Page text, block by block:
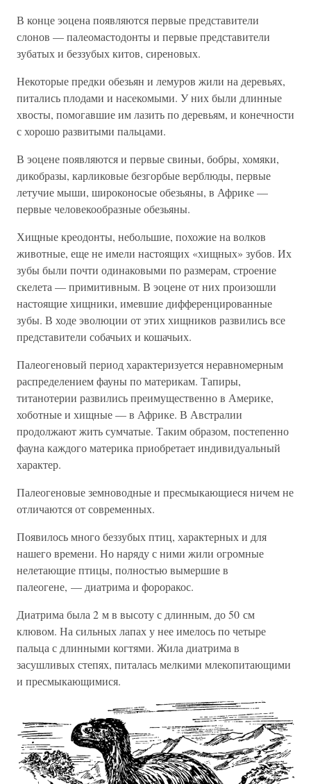
В конце эоцена появляются первые представители
слонов — палеомастодонты и первые представители
зубатых и беззубых китов, сиреновых.
Некоторые предки обезьян и лемуров жили на деревьях,
питались плодами и насекомыми. У них были длинные
хвосты, помогавшие им лазить по деревьям, и конечности
с хорошо развитыми пальцами.
В эоцене появляются и первые свиньи, бобры, хомяки,
дикобразы, карликовые безгорбые верблюды, первые
летучие мыши, широконосые обезьяны, в Африке —
первые человекообразные обезьяны.
Хищные креодонты, небольшие, похожие на волков
животные, еще не имели настоящих «хищных» зубов. Их
зубы были почти одинаковыми по размерам, строение
скелета — примитивным. В эоцене от них произошли
настоящие хищники, имевшие дифференцированные
зубы. В ходе эволюции от этих хищников развились все
представители собачьих и кошачьих.
Палеогеновый период характеризуется неравномерным
распределением фауны по материкам. Тапиры,
титанотерии развились преимущественно в Америке,
хоботные и хищные — в Африке. В Австралии
продолжают жить сумчатые. Таким образом, постепенно
фауна каждого материка приобретает индивидуальный
характер.
Палеогеновые земноводные и пресмыкающиеся ничем не
отличаются от современных.
Появилось много беззубых птиц, характерных и для
нашего времени. Но наряду с ними жили огромные
нелетающие птицы, полностью вымершие в
палеогене, — диатрима и фороракос.
Диатрима была 2 м в высоту с длинным, до 50 см
клювом. На сильных лапах у нее имелось по четыре
пальца с длинными когтями. Жила диатрима в
засушливых степях, питалась мелкими млекопитающими
и пресмыкающимися.